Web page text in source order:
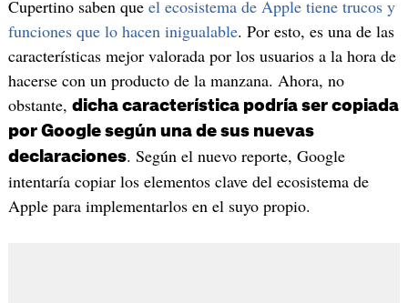
Cupertino saben que el ecosistema de Apple tiene trucos y
funciones que lo hacen inigualable. Por esto, es una de las
características mejor valorada por los usuarios a la hora de
hacerse con un producto de la manzana. Ahora, no
obstante, dicha característica podría ser copiada
por Google según una de sus nuevas
declaraciones. Según el nuevo reporte, Google
intentaría copiar los elementos clave del ecosistema de
Apple para implementarlos en el suyo propio.